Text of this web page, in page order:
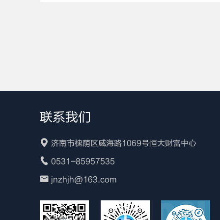
联系我们
济南市槐荫区威海路1069号恒大财富中心
0531-85957535
jnzhjh@163.com